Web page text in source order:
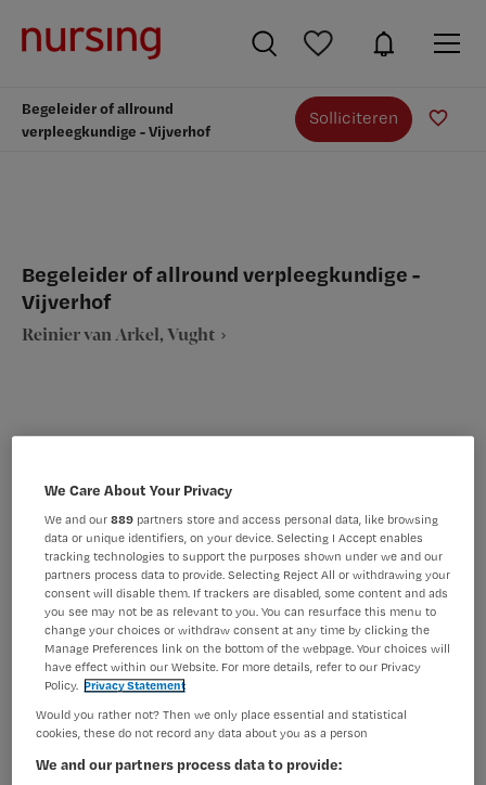
Begeleider of allround
verpleegkundige - Vijverhof
Solliciteren
Begeleider of allround verpleegkundige -
Vijverhof
Reinier van Arkel, Vught
Verpleegkunde
BRANCHE
Instelling/tehuis
AANSTELLING
Vaste aanstelling
27 juni 2025 MBO
ERVARING
Ervaren
DIENSTVERBAND
Vacature niet beschikbaar
We Care About Your Privacy
We and our889 partners store and access personal data, like browsing
data or unique identifiers, on your device. Selecting I Accept enables
tracking technologies to support the purposes shown under we and our
partners process data to provide. Selecting Reject All or withdrawing your
consent will disable them. If trackers are disabled, some content and ads
you see may not be as relevant to you. You can resurface this menu to
change your choices or withdraw consent at any time by clicking the
Manage Preferences link on the bottom of the webpage. Your choices will
have effect within our Website. For more details, refer to our Privacy
Policy. Privacy Statement
Would you rather not? Then we only place essential and statistical
cookies, these do not record any data about you as a person
We and our partners process data to provide: